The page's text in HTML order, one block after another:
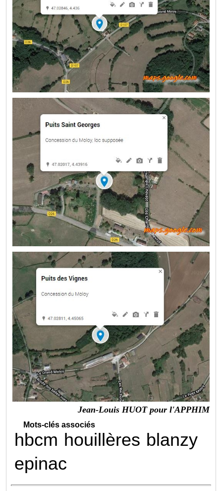
Jean-Louis HUOT pour l'APPHIM
Mots-clés associés
hbcm houillères blanzy
epinac